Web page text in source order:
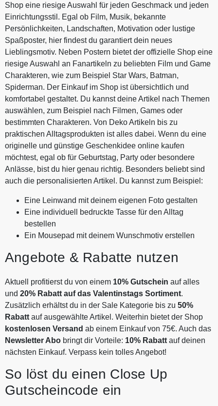
Shop eine riesige Auswahl für jeden Geschmack und jeden
Einrichtungsstil. Egal ob Film, Musik, bekannte
Persönlichkeiten, Landschaften, Motivation oder lustige
Spaßposter, hier findest du garantiert dein neues
Lieblingsmotiv. Neben Postern bietet der offizielle Shop eine
riesige Auswahl an Fanartikeln zu beliebten Film und Game
Charakteren, wie zum Beispiel Star Wars, Batman,
Spiderman. Der Einkauf im Shop ist übersichtlich und
komfortabel gestaltet. Du kannst deine Artikel nach Themen
auswählen, zum Beispiel nach Filmen, Games oder
bestimmten Charakteren. Von Deko Artikeln bis zu
praktischen Alltagsprodukten ist alles dabei. Wenn du eine
originelle und günstige Geschenkidee online kaufen
möchtest, egal ob für Geburtstag, Party oder besondere
Anlässe, bist du hier genau richtig. Besonders beliebt sind
auch die personalisierten Artikel. Du kannst zum Beispiel:
Eine Leinwand mit deinem eigenen Foto gestalten
Eine individuell bedruckte Tasse für den Alltag
bestellen
Ein Mousepad mit deinem Wunschmotiv erstellen
Angebote & Rabatte nutzen
Aktuell profitierst du von einem 10% Gutschein auf alles
und 20% Rabatt auf das Valentinstags Sortiment.
Zusätzlich erhältst du in der Sale Kategorie bis zu 50%
Rabatt auf ausgewählte Artikel. Weiterhin bietet der Shop
kostenlosen Versand ab einem Einkauf von 75€. Auch das
Newsletter Abo bringt dir Vorteile: 10% Rabatt auf deinen
nächsten Einkauf. Verpass kein tolles Angebot!
So löst du einen Close Up
Gutscheincode ein